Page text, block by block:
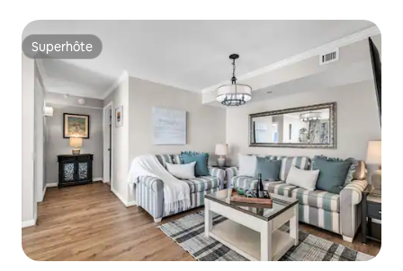
Superhôte
Superhôte